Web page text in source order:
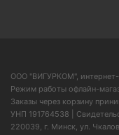
ООО "ВИГУРКОМ",
Режим работы офлайн-
Заказы через корзину
УНП 191764538 |
220039, г. Минск, ул.